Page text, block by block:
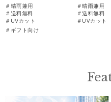
＃晴雨兼用
＃送料無料
＃UVカット
＃ギフト向け
＃晴雨兼用
＃送料無料
＃UVカット